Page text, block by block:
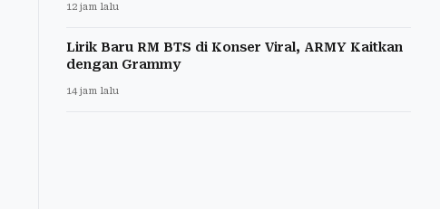
12 jam lalu
Lirik Baru RM BTS di Konser Viral, ARMY Kaitkan
dengan Grammy
14 jam lalu